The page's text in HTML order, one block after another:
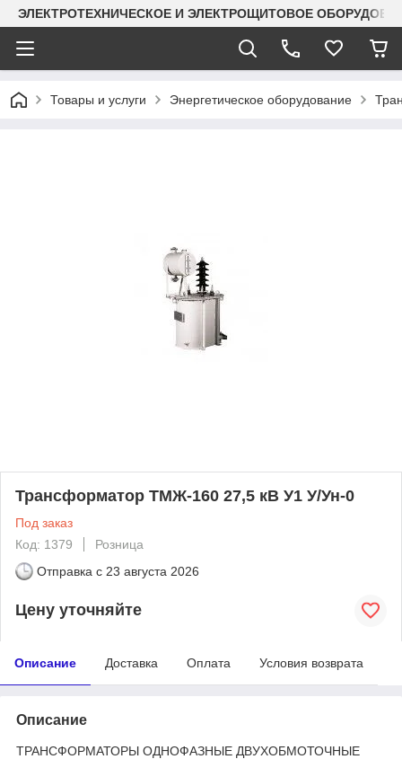
ЭЛЕКТРОТЕХНИЧЕСКОЕ И ЭЛЕКТРОЩИТОВОЕ
Товары и услуги Энергетическое оборудование
Трансформатор ТМЖ-160 27,5 кВ У1 У/Ун-0
Под заказ
Код: 1379
Розница
Отправка с 23 августа 2026
Цену уточняйте
Описание Доставка Оплата Условия возврата
Описание
ТРАНСФОРМАТОРЫ ОДНОФАЗНЫЕ ДВУХОБМОТОЧНЫЕ